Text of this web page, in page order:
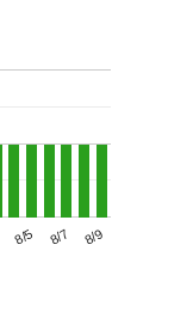
8/5 8/7 8/9